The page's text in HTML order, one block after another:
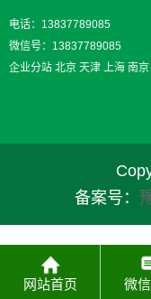
电话：13837789085
微信号：13837789085
企业分站 北京 天津 上海 南京
备案号：
网站首页 微